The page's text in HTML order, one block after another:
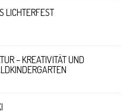
LICHTERFEST
– KREATIVITÄT UND